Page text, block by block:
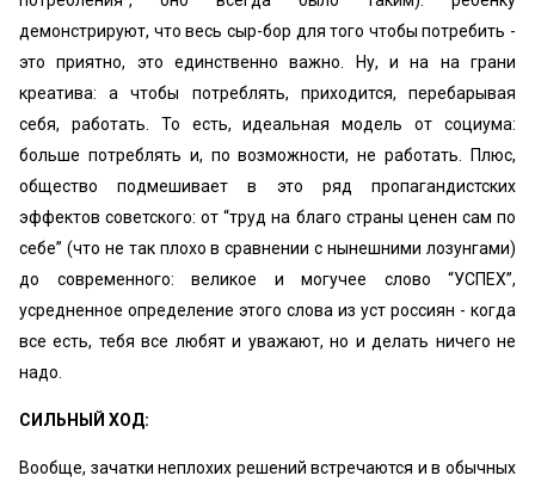
демонстрируют, что весь сыр-бор для того чтобы потребить -
это приятно, это единственно важно. Ну, и на на грани
креатива: а чтобы потреблять, приходится, перебарывая
себя, работать. То есть, идеальная модель от социума:
больше потреблять и, по возможности, не работать. Плюс,
общество подмешивает в это ряд пропагандистских
эффектов советского: от “труд на благо страны ценен сам по
себе” (что не так плохо в сравнении с нынешними лозунгами)
до современного: великое и могучее слово “УСПЕХ”,
усредненное определение этого слова из уст россиян - когда
все есть, тебя все любят и уважают, но и делать ничего не
надо.
СИЛЬНЫЙ ХОД:
Вообще, зачатки неплохих решений встречаются и в обычных